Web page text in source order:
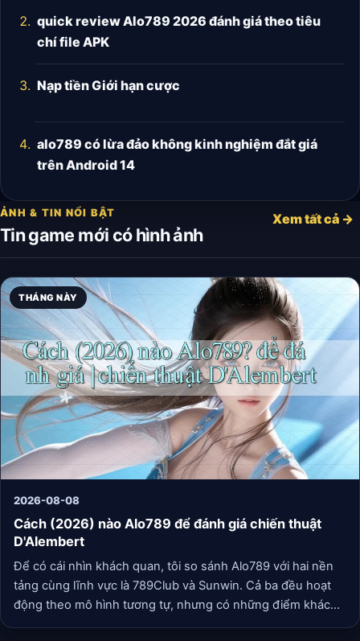
quick review Alo789 2026 đánh giá theo tiêu
chí file APK
Nạp tiền Giới hạn cược
alo789 có lừa đảo không kinh nghiệm đắt giá
trên Android 14
ẢNH & TIN NỔI BẬT
Tin game mới có hình ảnh
Xem tất cả →
THÁNG NÀY
2026-08-08
Cách (2026) nào Alo789 để đánh giá chiến thuật
D'Alembert
Để có cái nhìn khách quan, tôi so sánh Alo789 với hai nền
tảng cùng lĩnh vực là 789Club và Sunwin. Cả ba đều hoạt
động theo mô hình tương tự, nhưng có những điểm khác
biệt rõ rệt. Dưới đây là bảng so sánh chi tiết dựa trên trải